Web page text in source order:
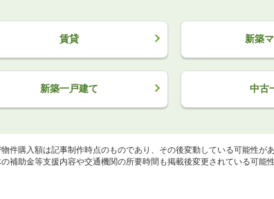
賃貸 新築
新築一戸建て 中古
件購入額は記事制作時点のものであり、その後変動している可能性があ
補助金等支援内容や交通機関の所要時間も掲載後変更されている可能